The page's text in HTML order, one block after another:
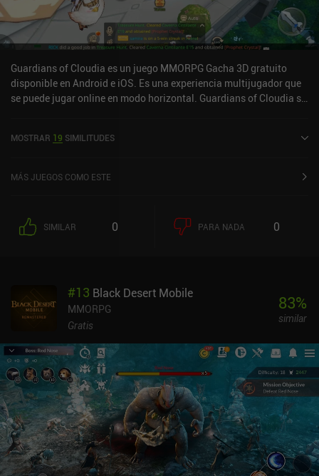
Guardians of Cloudia es un juego MMORPG Gacha 3D gratuito
disponible en Android e iOS. Es una experiencia multijugador que
se puede jugar online en modo horizontal. Guardians of Cloudia se
MOSTRAR 19 SIMILITUDES
MÁS JUEGOS COMO ESTE
SIMILAR 0 PARA NADA 0
#13 Black Desert Mobile
MMORPG
Gratis
83%
similar